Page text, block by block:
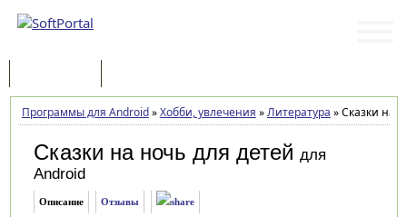
Программы для Android»Хобби, увлечения »Литература »Сказки на
Сказки на ночь для детей для
Android
Описание Отзывы